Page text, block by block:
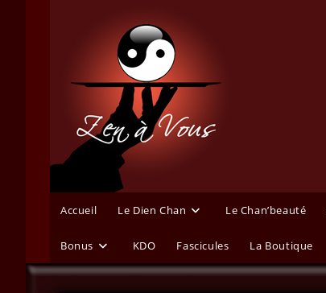
Accueil Le Dien Chan Le Chan’beauté
Bonus KDO Fascicules La Boutique